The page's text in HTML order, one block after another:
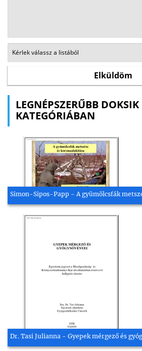
LEGNÉPSZERŰBB
KATEGÓRIÁBAN
Simon-Sipos-Papp - A gyümölcsfák
Dr. Tasi Julianna - Gyepek mérgező és